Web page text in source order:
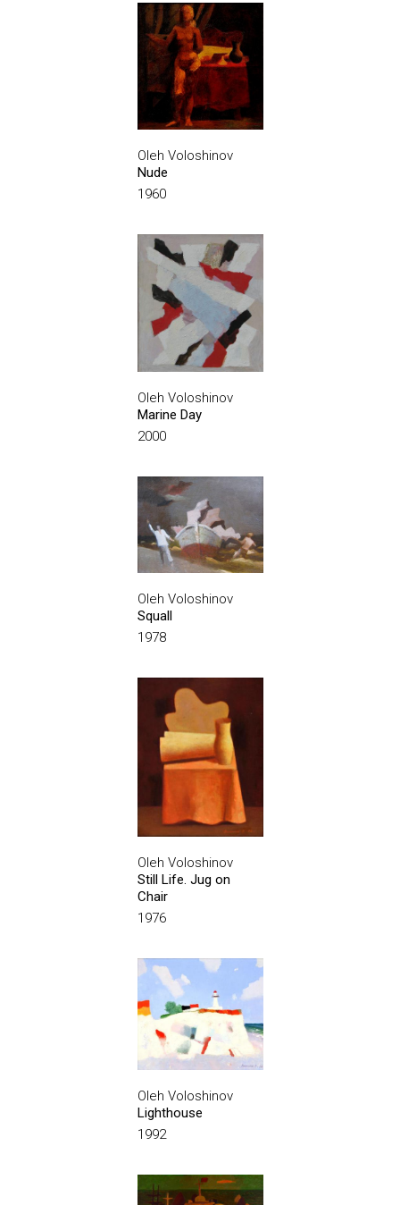
Oleh Voloshinov
Nude
1960
Oleh Voloshinov
Marine Day
2000
Oleh Voloshinov
Squall
1978
Oleh Voloshinov
Still Life. Jug on
Chair
1976
Oleh Voloshinov
Lighthouse
1992